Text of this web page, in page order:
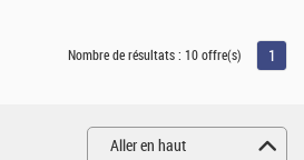
Nombre de résultats : 10 offre(s) 1
Aller en haut